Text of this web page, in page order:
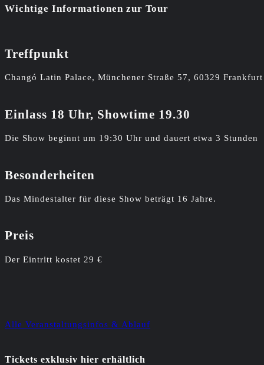
Wichtige Informationen zur Tour
Treffpunkt
Changó Latin Palace, Münchener Straße 57, 60329
Einlass 18 Uhr, Showtime 19.30
Die Show beginnt um 19:30 Uhr und dauert etwa 3 Stunden
Besonderheiten
Das Mindestalter für diese Show beträgt 16 Jahre.
Preis
Der Eintritt kostet 29 €
Alle Veranstaltungsinfos & Ablauf
Tickets exklusiv hier erhältlich